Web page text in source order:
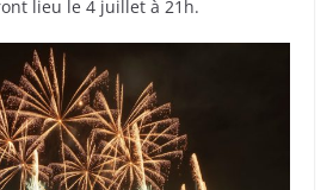
lieu le 4 juillet à 21h.